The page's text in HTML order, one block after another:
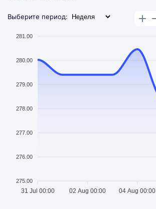
Выберите период:
281.00
280.00
279.00
278.00
277.00
276.00
275.00
31 Jul 00:00 02 Aug 00:00 04 Aug 00:00